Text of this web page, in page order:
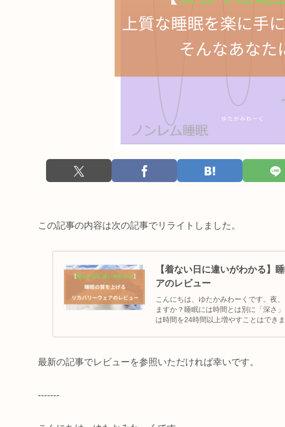
この記事の内容は次の記事でリライトしました。
【着ない日に違いがわかる】
アのレビュー
こんにちは、ゆたかみわーくです。夜
ますか？睡眠には時間とは別に「深さ
は時間を24時間以上増やすことはでき
最新の記事でレビューを参照いただければ幸いです。
-------